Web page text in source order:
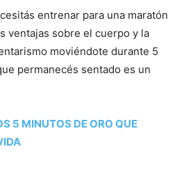
entrenar para una maratón
ventajas sobre el cuerpo y la
moviéndote durante 5
permanecés sentado es un
5 MINUTOS DE ORO QUE